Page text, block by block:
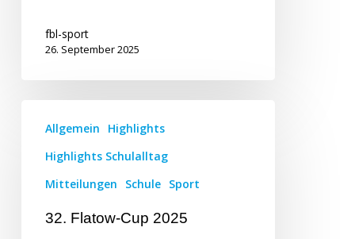
fbl-sport
26. September 2025
Allgemein
Highlights
Highlights Schulalltag
Mitteilungen
Schule Sport
32. Flatow-Cup 2025